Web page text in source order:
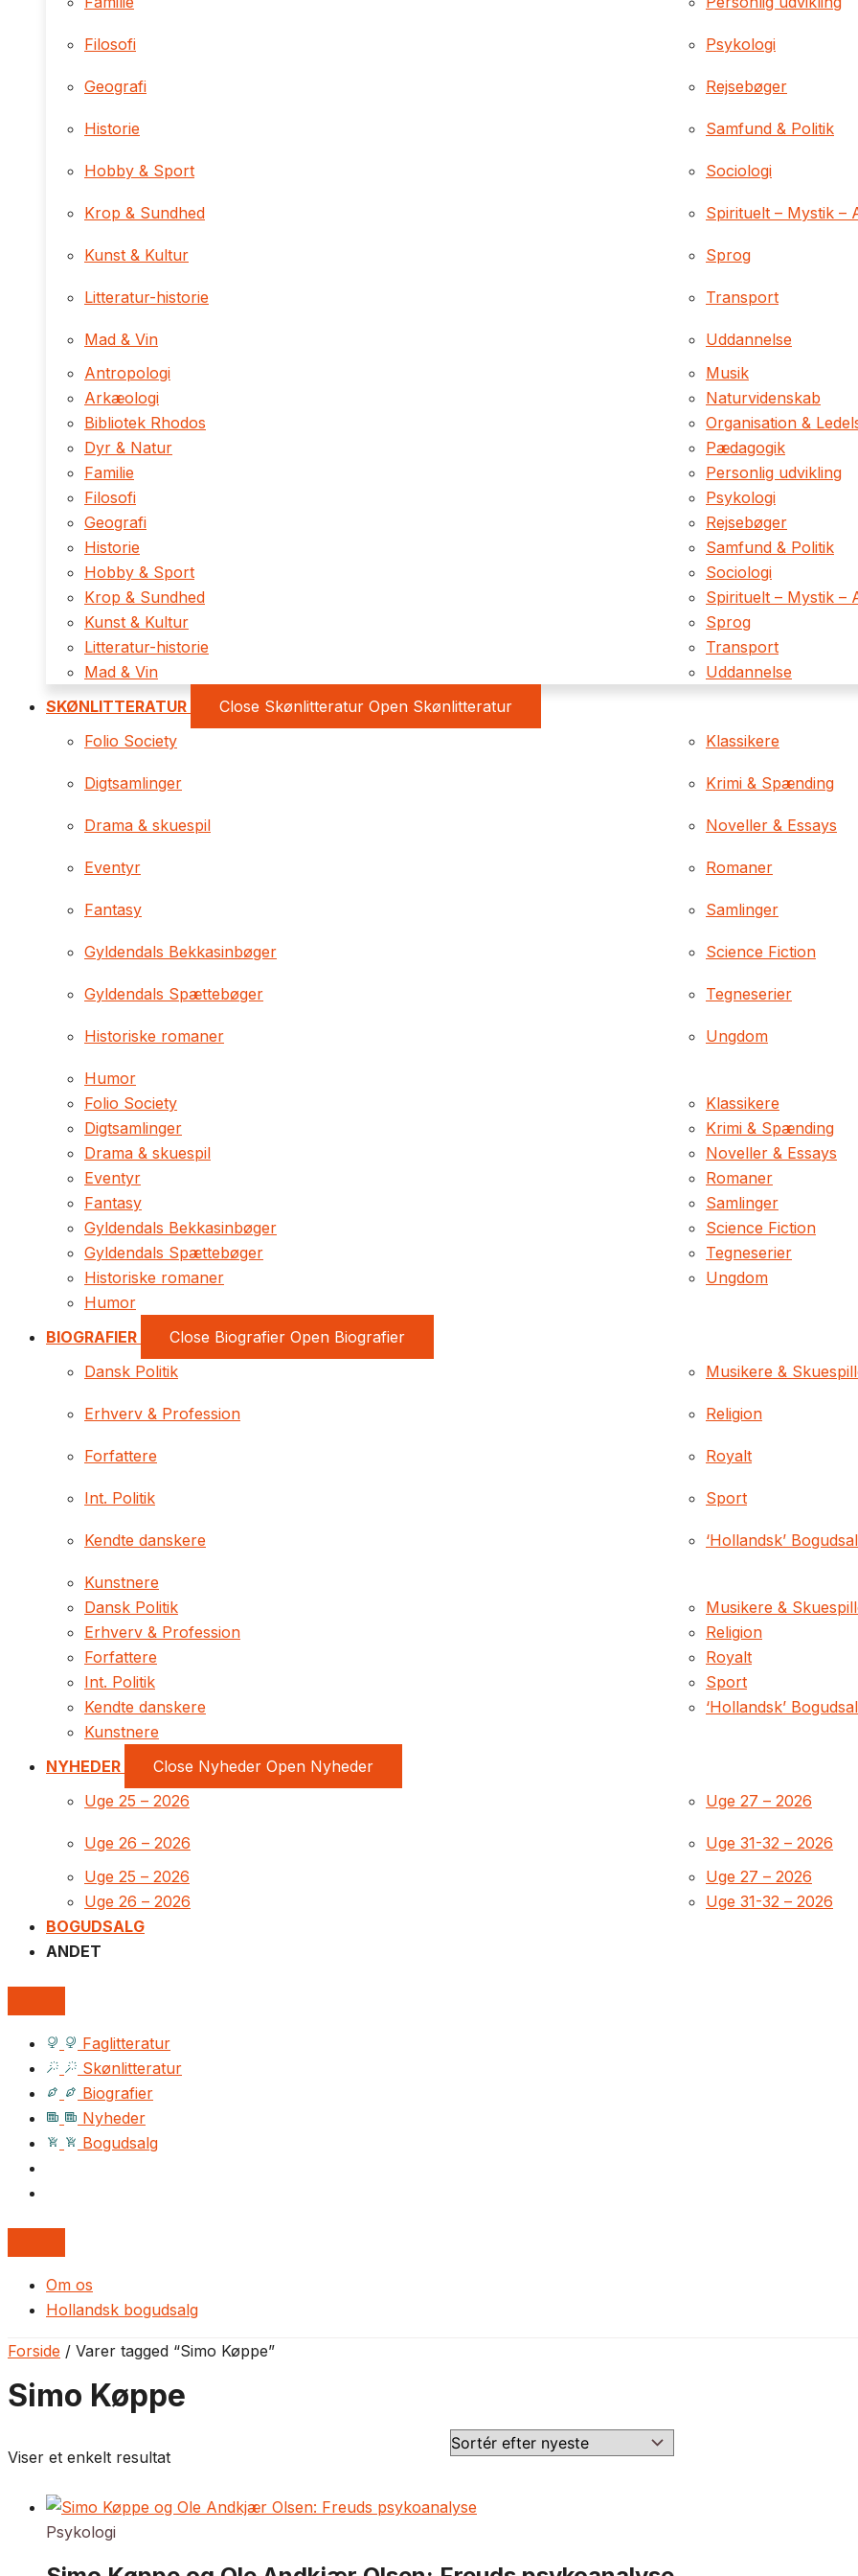
Filosofi
Geografi
Historie
Hobby & Sport
Krop & Sundhed
Kunst & Kultur
Litteratur-historie
Mad & Vin
Psykologi
Rejsebøger
Samfund & Politik
Sociologi
Spirituelt – Mystik –
Sprog
Transport
Uddannelse
Antropologi
Arkæologi
Bibliotek Rhodos
Dyr & Natur
Familie
Filosofi
Geografi
Historie
Hobby & Sport
Krop & Sundhed
Kunst & Kultur
Litteratur-historie
Mad & Vin
Musik
Naturvidenskab
Organisation &
Pædagogik
Personlig udvikling
Psykologi
Rejsebøger
Samfund & Politik
Sociologi
Spirituelt – Mystik –
Sprog
Transport
Uddannelse
SKØNLITTERATUR
Close Skønlitteratur Open Skønlitteratur
Folio Society
Digtsamlinger
Drama & skuespil
Eventyr
Fantasy
Gyldendals Bekkasinbøger
Gyldendals Spættebøger
Historiske romaner
Humor
Klassikere
Krimi & Spænding
Noveller & Essays
Romaner
Samlinger
Science Fiction
Tegneserier
Ungdom
Folio Society
Digtsamlinger
Drama & skuespil
Eventyr
Fantasy
Gyldendals Bekkasinbøger
Gyldendals Spættebøger
Historiske romaner
Humor
Klassikere
Krimi & Spænding
Noveller & Essays
Romaner
Samlinger
Science Fiction
Tegneserier
Ungdom
BIOGRAFIER Close Biografier Open Biografier
Dansk Politik
Erhverv & Profession
Forfattere
Int. Politik
Kendte danskere
Kunstnere
Musikere &
Religion
Royalt
Sport
‘Hollandsk’
Dansk Politik
Erhverv & Profession
Forfattere
Int. Politik
Kendte danskere
Kunstnere
Musikere &
Religion
Royalt
Sport
‘Hollandsk’
NYHEDER Close Nyheder Open Nyheder
Uge 25 – 2026
Uge 26 – 2026
Uge 27 – 2026
Uge 31-32 – 2026
Uge 25 – 2026
Uge 26 – 2026
Uge 27 – 2026
Uge 31-32 – 2026
BOGUDSALG
ANDET
Faglitteratur
Skønlitteratur
Biografier
Nyheder
Bogudsalg
Om os
Hollandsk bogudsalg
Forside / Varer tagged “Simo Køppe”
Simo Køppe
Viser et enkelt resultat
Psykologi